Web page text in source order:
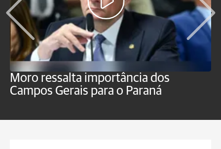
Moro ressalta importância dos
Campos Gerais para o Paraná